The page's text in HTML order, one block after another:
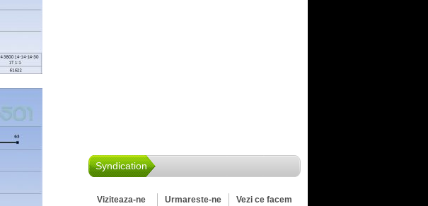
Syndication
Viziteaza-ne
Urmareste-ne
Vezi ce facem